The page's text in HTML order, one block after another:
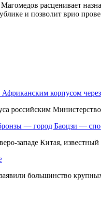
расценивает
и позволит врио
корпусом через
российским
— город Баоцзи —
западе Китая,
большинство